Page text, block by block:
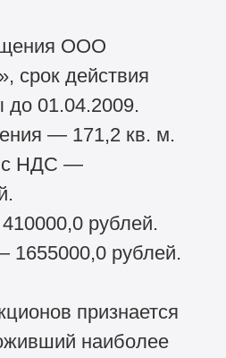
ООО
срок действия
до 01.04.2009.
— 171,2 кв. м.
с НДС —
рублей.
1655000,0 рублей.
признается
наиболее